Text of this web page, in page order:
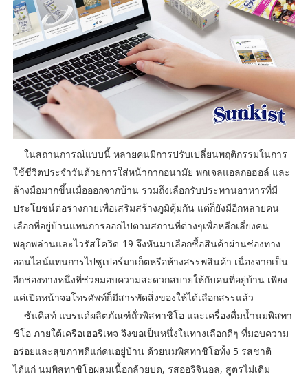
ในสถานการณ์แบบนี้ หลายคนมีการปรับเปลี่ยนพฤติกรรมในการ
ใช้ชีวิตประจำวันด้วยการใส่หน้ากากอนามัย พกเจลแอลกอฮอล์ และ
ล้างมือมากขึ้นเมื่อออกจากบ้าน รวมถึงเลือกรับประทานอาหารที่มี
ประโยชน์ต่อร่างกายเพื่อเสริมสร้างภูมิคุ้มกัน แต่ก็ยังมีอีกหลายคน
เลือกที่อยู่บ้านแทนการออกไปตามสถานที่ต่างๆเพื่อหลีกเลี่ยงคน
พลุกพล่านและไวรัสโควิด-19 จึงหันมาเลือกซื้อสินค้าผ่านช่องทาง
ออนไลน์แทนการไปซูเปอร์มาเก็ตหรือห้างสรรพสินค้า เนื่องจากเป็น
อีกช่องทางหนึ่งที่ช่วยมอบความสะดวกสบายให้กับคนที่อยู่บ้าน เพียง
แค่เปิดหน้าจอโทรศัพท์ก็มีสารพัดสิ่งของให้ได้เลือกสรรแล้ว
ซันคิสท์ แบรนด์ผลิตภัณฑ์ถั่วพิสทาชิโอ และเครื่องดื่มน้ำนมพิสทา
ชิโอ ภายใต้เครือเฮอริเทจ จึงขอเป็นหนึ่งในทางเลือกดีๆ ที่มอบความ
อร่อยและสุขภาพดีแก่คนอยู่บ้าน ด้วยนมพิสทาชิโอทั้ง 5 รสชาติ
ได้แก่ นมพิสทาชิโอผสมเนื้อกล้วยบด, รสออริจินอล, สูตรไม่เติม